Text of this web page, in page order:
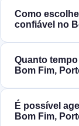
Como
confiável no
Quanto
Bom Fim,
É possível
Bom Fim,